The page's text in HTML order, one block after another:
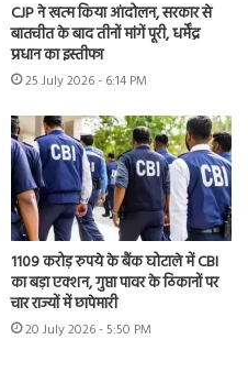
CJP ने खत्म किया आंदोलन, सरकार से
बातचीत के बाद तीनों मांगें पूरी, धर्मेंद्र
प्रधान का इस्तीफा
25 July 2026 - 6:14 PM
1109 करोड़ रुपये के बैंक घोटाले में CBI
का बड़ा एक्शन, गुप्ता पावर के ठिकानों पर
चार राज्यों में छापेमारी
20 July 2026 - 5:50 PM